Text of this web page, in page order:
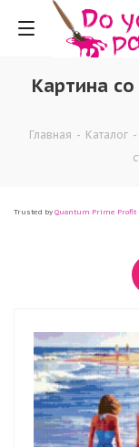
Картина
Главная - Каталог -
Trusted by Quantum Prime Profit